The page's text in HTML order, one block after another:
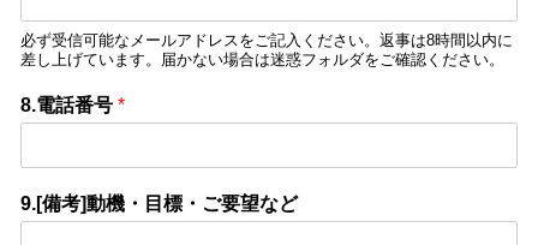
必ず受信可能なメールアドレスをご記入ください。返事は8時間以内に
差し上げています。届かない場合は迷惑フォルダをご確認ください。
8.電話番号 *
9.[備考]動機・目標・ご要望など